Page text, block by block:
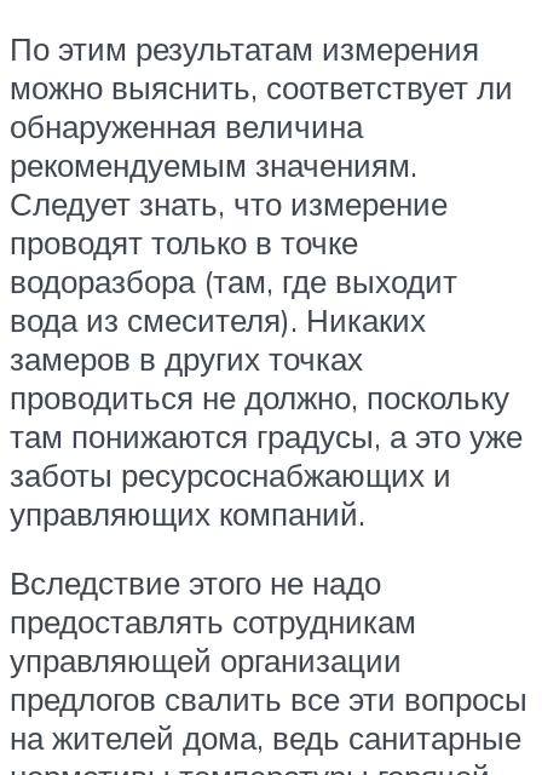
По этим результатам измерения
можно выяснить, соответствует ли
обнаруженная величина
рекомендуемым значениям.
Следует знать, что измерение
проводят только в точке
водоразбора (там, где выходит
вода из смесителя). Никаких
замеров в других точках
проводиться не должно, поскольку
там понижаются градусы, а это уже
заботы ресурсоснабжающих и
управляющих компаний.
Вследствие этого не надо
предоставлять сотрудникам
управляющей организации
предлогов свалить все эти вопросы
на жителей дома, ведь санитарные